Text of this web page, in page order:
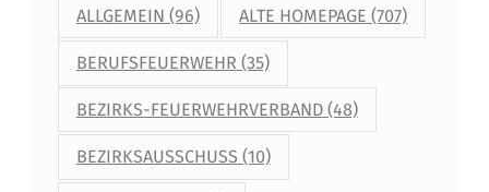
ALLGEMEIN (96) ALTE HOMEPAGE (707)
BERUFSFEUERWEHR (35)
BEZIRKS-FEUERWEHRVERBAND(48)
BEZIRKSAUSSCHUSS (10)